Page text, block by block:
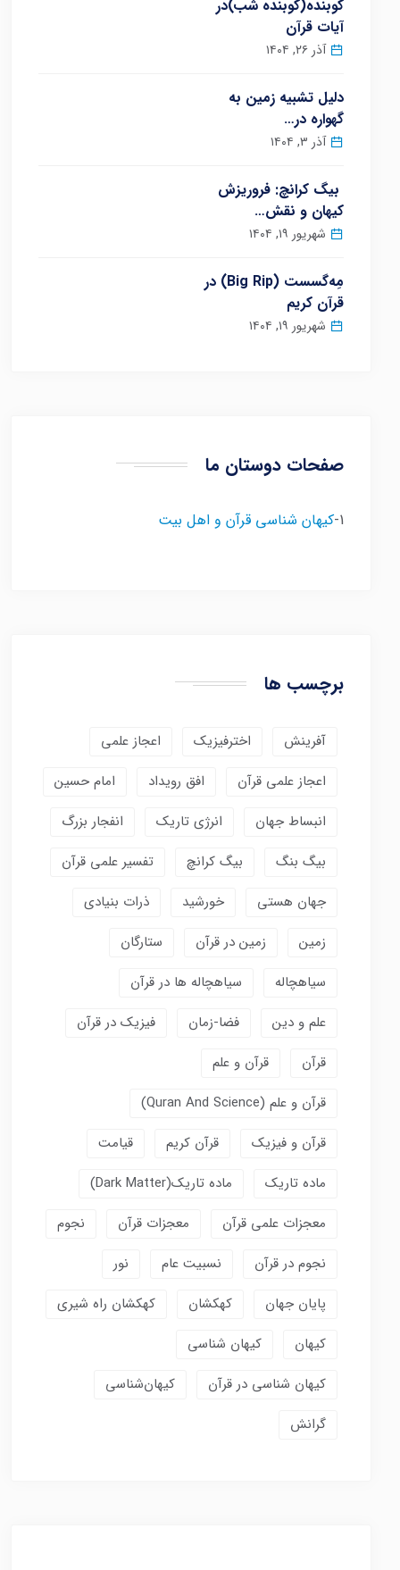
کوبنده(کوبنده شب)در
آیات قرآن
آذر ۲۶, ۱۴۰۴
دلیل تشبیه زمین به
گهواره در…
آذر ۳, ۱۴۰۴
بیگ کرانچ: فروریزش
کیهان و نقش…
شهریور ۱۹, ۱۴۰۴
مِه‌گسست (Big Rip) در
قرآن کریم
شهریور ۱۹, ۱۴۰۴
صفحات دوستان ما
1- کیهان شناسی قرآن و اهل بیت
برچسب ها
آفرینش اخترفیزیک
اعجاز علمی
اعجاز علمی قرآن
افق رویداد
امام حسین
انبساط جهان
انرژی تاریک
انفجار بزرگ
بیگ بنگ
بیگ کرانچ
تفسیر علمی قرآن
جهان هستی
خورشید
ذرات بنیادی
زمین
زمین در قرآن
ستارگان
سیاهچاله
سیاهچاله ها در قرآن
علم و دین
فضا-زمان
فیزیک در قرآن
قرآن
قرآن و علم
قرآن و علم (Quran And Science)
قرآن و فیزیک
قرآن کریم
قیامت
ماده تاریک
ماده تاریک(dark Matter)
معجزات علمی قرآن
معجزات قرآن
نجوم
نجوم در قرآن
نسبیت عام
نور
پایان جهان
کهکشان
کهکشان راه شیری
کیهان
کیهان شناسی
کیهان شناسی در قرآن
کیهان‌شناسی
گرانش